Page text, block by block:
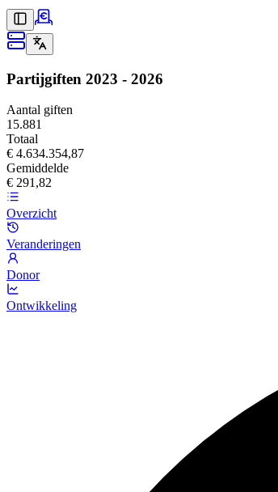
Partijgiften 2023 - 2026
Aantal giften
15.881
Totaal
€ 4.634.354,87
Gemiddelde
€ 291,82
Overzicht
Veranderingen
Donor
Ontwikkeling